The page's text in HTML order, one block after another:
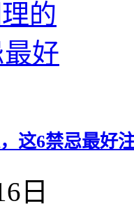
这6禁忌最好
日